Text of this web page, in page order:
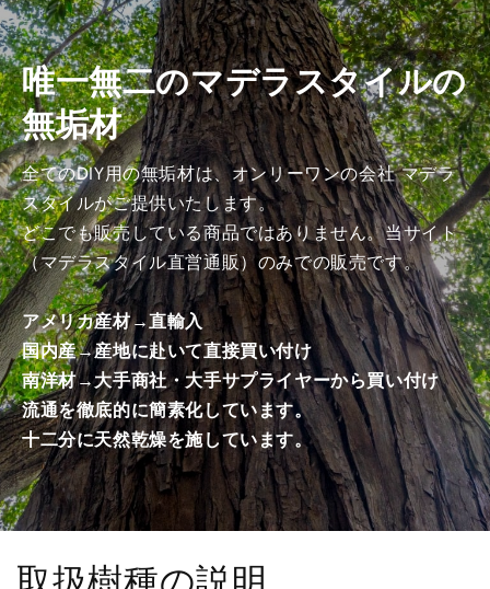
（仕
上
げ
加
工
済
み
商
品）
の
数
量
を
減
ら
す
（仕
上
げ
加
工
済
み
商
品）
の
数
量
を
増
や
す
唯一無二のマデラスタイルの
無垢材
全てのDIY用の無垢材は、オンリーワンの会社 マデラ
スタイルがご提供いたします。
どこでも販売している商品ではありません。当サイト
（マデラスタイル直営通販）のみでの販売です。
アメリカ産材→直輸入
国内産→産地に赴いて直接買い付け
南洋材→大手商社・大手サプライヤーから買い付け
流通を徹底的に簡素化しています。
十二分に天然乾燥を施しています。